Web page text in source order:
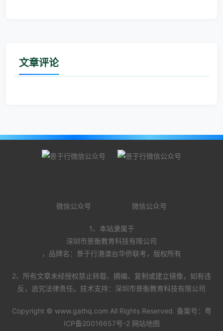
文章评论
微信公众号 微信公众号
1、本站隶属于
深圳市景衡教育科技有限公司
，品牌名：景于行港澳台华侨联考，版权所有
2、所有文章未经授权禁止转载、摘编、复制或建立镜像，如有违
反，追究法律责任。技术支持：深圳市景衡教育科技有限公司
Copyright © www.gathq.com All Rights Reserved. 备案号： 粤
ICP备20016657号-2 网站地图